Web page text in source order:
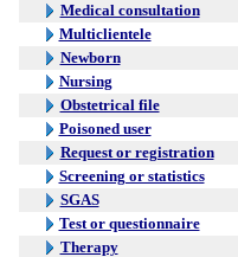
Medical consultation
Multiclientele
Newborn
Nursing
Obstetrical file
Poisoned user
Request or registration
Screening or statistics
SGAS
Test or questionnaire
Therapy